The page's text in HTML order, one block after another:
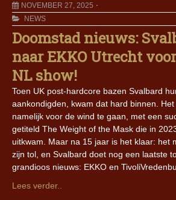
NOVEMBER 27, 2025
NEWS
Doomstad nieuws:
naar EKKO Utrecht
NL show!
Toen UK post-hardcore bazen Svalbard
aankondigden, kwam dat hard binnen.
namelijk voor de wind te gaan, met een
getiteld The Weight of the Mask die in
uitkwam. Maar na 15 jaar is het klaar: het
zijn tol, en Svalbard doet nog een laatste
grandioos nieuws: EKKO en
Lees verder..